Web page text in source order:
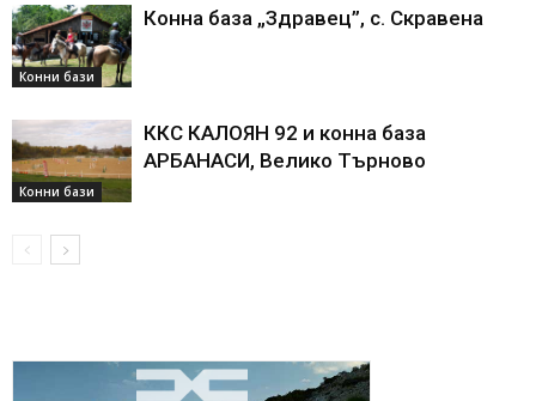
Конни бази
Конна база „Здравец”, с. Скравена
Конни бази
ККС КАЛОЯН 92 и конна база
АРБАНАСИ, Велико Търново